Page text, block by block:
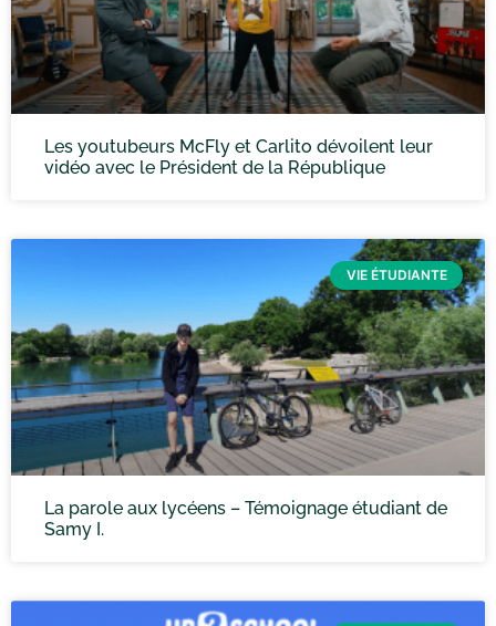
Les youtubeurs McFly et Carlito dévoilent leur
vidéo avec le Président de la République
VIE ÉTUDIANTE
La parole aux lycéens – Témoignage étudiant de
Samy I.